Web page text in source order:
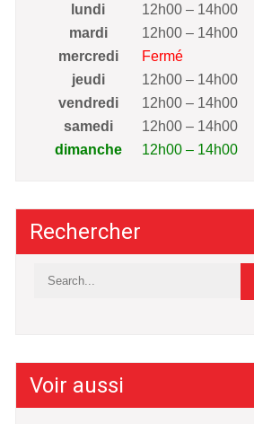
lundi
12h00 – 14h00
mardi
12h00 – 14h00
mercredi
Fermé
jeudi
12h00 – 14h00
vendredi
12h00 – 14h00
samedi
12h00 – 14h00
dimanche
12h00 – 14h00
Rechercher
Voir aussi